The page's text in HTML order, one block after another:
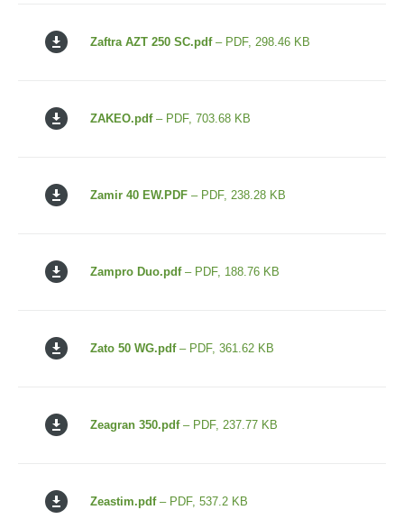
Zaftra AZT 250 SC.pdf– PDF, 298.46 KB
ZAKEO.pdf– PDF, 703.68 KB
Zamir 40 EW.PDF – PDF, 238.28 KB
Zampro Duo.pdf– PDF, 188.76 KB
Zato 50 WG.pdf– PDF, 361.62 KB
Zeagran 350.pdf– PDF, 237.77 KB
Zeastim.pdf– PDF, 537.2 KB